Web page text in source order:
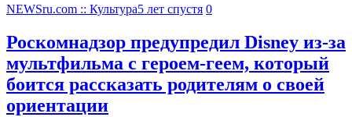
NEWSru.com :: Культура5 лет спустя 0
Роскомнадзор предупредил Disney из-за
мультфильма c героем-геем, который
боится рассказать родителям о своей
ориентации